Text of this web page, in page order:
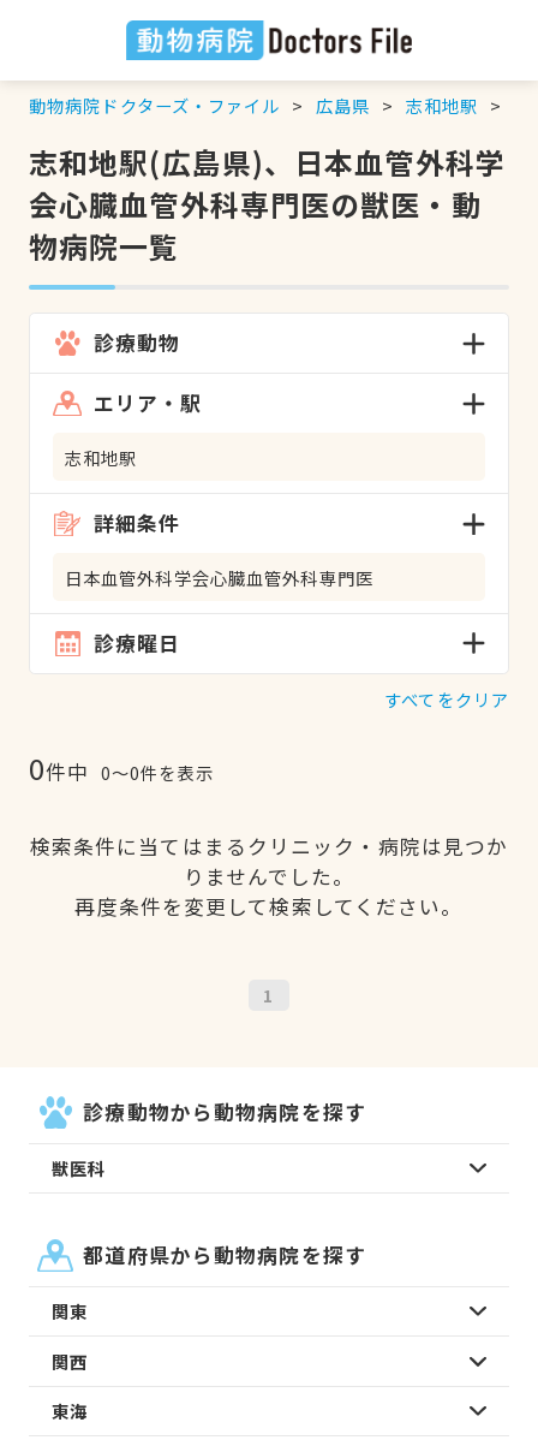
動物病院ドクターズ・ファイル 広島県 志和地駅
志和地駅(広島県)、日本血管外科学
会心臓血管外科専門医の獣医・動
物病院一覧
診療動物
エリア・駅
志和地駅
詳細条件
日本血管外科学会心臓血管外科専門医
診療曜日
すべてをクリア
0件中 0〜0件を表示
検索条件に当てはまるクリニック・病院は見つか
りませんでした。
再度条件を変更して検索してください。
1
診療動物から動物病院を探す
獣医科
都道府県から動物病院を探す
関東
関西
東海